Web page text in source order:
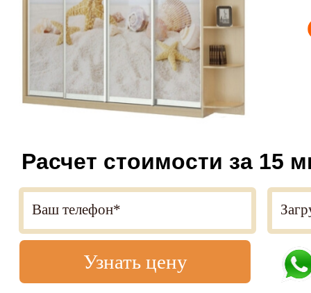
Расчет стоимости за 15
Узнать цену